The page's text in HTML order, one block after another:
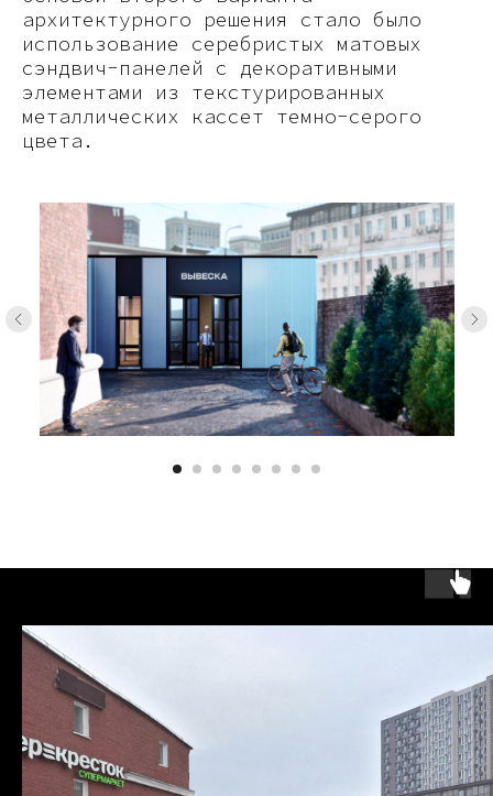
архитектурного решения стало было
использование серебристых матовых
сэндвич-панелей с декоративными
элементами из текстурированных
металлических кассет темно-серого
цвета.